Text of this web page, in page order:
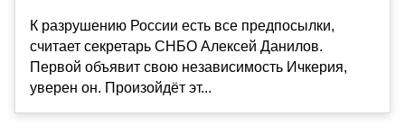
К разрушению России есть все предпосылки,
считает секретарь СНБО Алексей Данилов.
Первой объявит свою независимость Ичкерия,
уверен он. Произойдёт эт...